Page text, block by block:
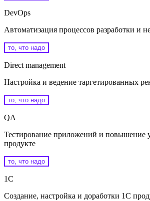
DevOps
Автоматизация процессов разработки и
то, что надо
Direct management
Настройка и ведение таргетированных
то, что надо
QA
Тестирование приложений и повышение
продукте
то, что надо
1С
Создание, настройка и доработки 1С